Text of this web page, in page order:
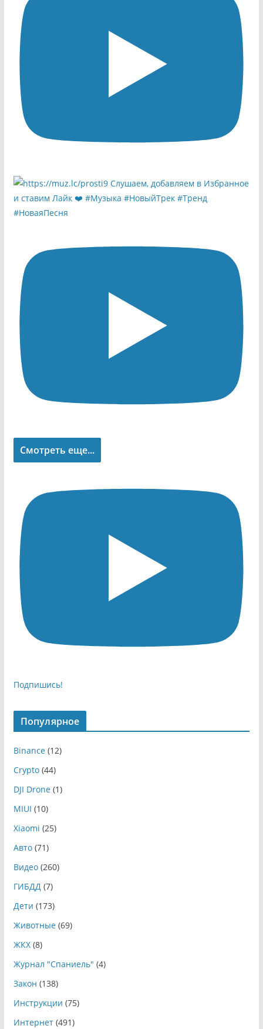
Смотреть еще...
Подпишись!
Популярное
Binance(12)
Crypto(44)
DJI Drone(1)
MIUI (10)
Xiaomi (25)
Авто(71)
Видео(260)
ГИБДД(7)
Дети (173)
Животные(69)
ЖКХ(8)
Журнал "Спаниель" (4)
Закон (138)
Инструкции (75)
Интернет(491)